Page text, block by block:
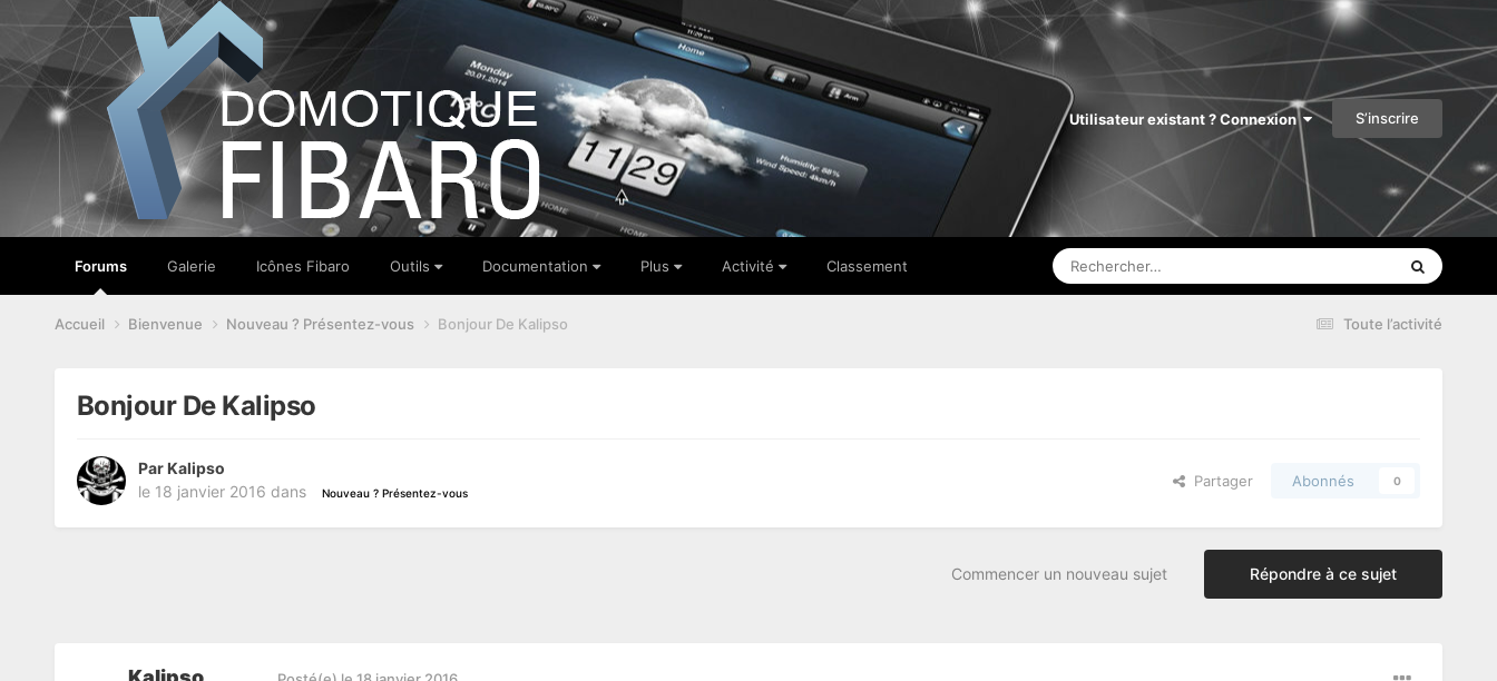
Utilisateur existant ? Connexion S’inscrire
Forums Galerie Icônes Fibaro Outils Documentation Plus Activité Classement
Toute l’activité
Accueil Bienvenue Nouveau ? Présentez-vous Bonjour De Kalipso
Bonjour De Kalipso
Par Kalipso
le 18 janvier 2016 dans Nouveau ? Présentez-vous
Partager Abonnés 0
Répondre à ce sujet
Commencer un nouveau sujet